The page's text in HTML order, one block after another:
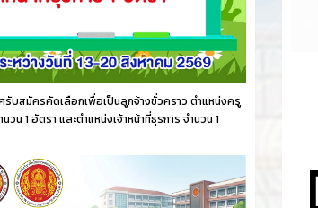
รับสมัครคัดเลือกเพื่อเป็นลูกจ้างชั่วคราว ตำแหน่งครู
1 อัตรา และตำแหน่งเจ้าหน้าที่ธุรการ จำนวน 1